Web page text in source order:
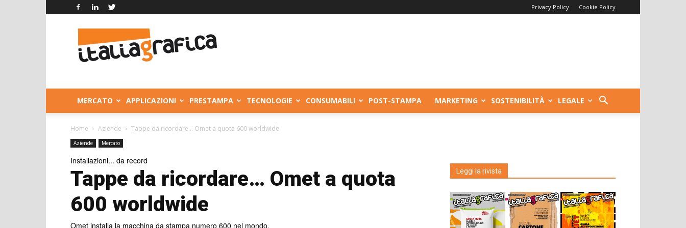
Privacy Policy Cookie Policy
Grafica
MERCATO APPLICAZIONI PRESTAMPA TECNOLOGIE CONSUMABILI POST-STAMPA MARKETING SOSTENIBILITÀ LEGALE
Home Aziende Tappe da ricordare… Omet a quota 600 worldwide
Aziende Mercato
Installazioni... da record
Tappe da ricordare… Omet a quota
600 worldwide
Omet installa la macchina da stampa numero 600 nel mondo.
Leggi la rivista